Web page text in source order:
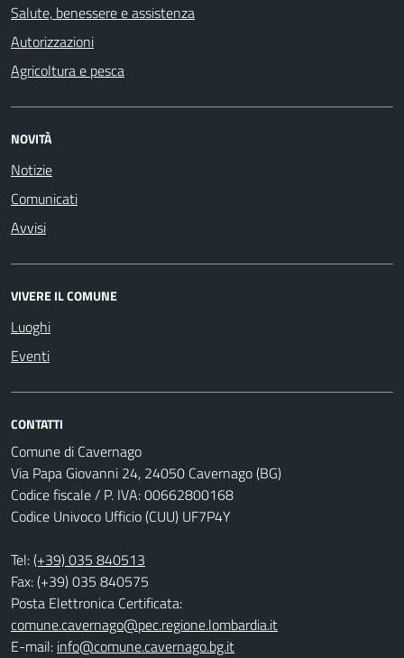
Salute, benessere e assistenza
Autorizzazioni
Agricoltura e pesca
NOVITÀ
Notizie
Comunicati
Avvisi
VIVERE IL COMUNE
Luoghi
Eventi
CONTATTI
Comune di Cavernago
Via Papa Giovanni 24, 24050 Cavernago (BG)
Codice fiscale / P. IVA: 00662800168
Codice Univoco Ufficio (CUU) UF7P4Y
Tel:(+39) 035 840513
Fax: (+39) 035 840575
Posta Elettronica Certificata:
comune.cavernago@pec.regione.lombardia.it
E-mail: info@comune.cavernago.bg.it